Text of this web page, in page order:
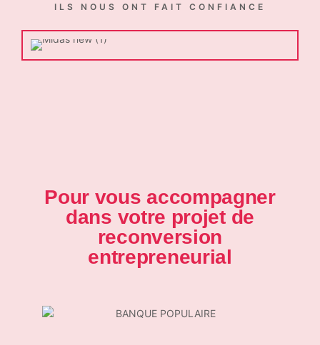
ILS NOUS ONT FAIT CONFIANCE
Pour vous accompagner
dans votre projet de
reconversion
entrepreneurial